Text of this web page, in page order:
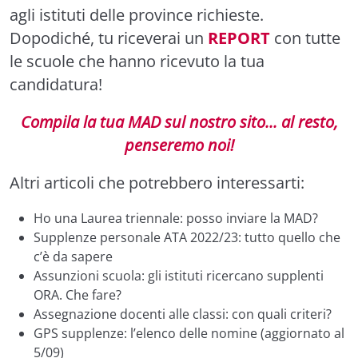
agli istituti delle province richieste.
Dopodiché, tu riceverai un REPORT con tutte
le scuole che hanno ricevuto la tua
candidatura!
Compila la tua MAD sul nostro sito... al resto,
penseremo noi!
Altri articoli che potrebbero interessarti:
Ho una Laurea triennale: posso inviare la MAD?
Supplenze personale ATA 2022/23: tutto quello che
c’è da sapere
Assunzioni scuola: gli istituti ricercano supplenti
ORA. Che fare?
Assegnazione docenti alle classi: con quali criteri?
GPS supplenze: l’elenco delle nomine (aggiornato al
5/09)